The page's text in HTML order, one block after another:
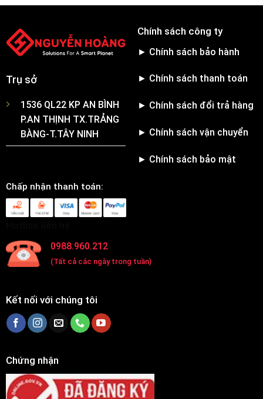
Trụ sở
1536 QL22 KP AN BÌNH
P.AN THỊNH TX.TRẢNG
BÀNG-T.TÂY NINH
Chính sách công ty
► Chính sách bảo hành
► Chính sách thanh toán
► Chính sách đổi trả hàng
► Chính sách vận chuyển
► Chính sách bảo mật
Chấp nhận thanh toán:
0988.960.212
(Tất cả các ngày trong tuần)
Kết nối với chúng tôi
Chứng nhận